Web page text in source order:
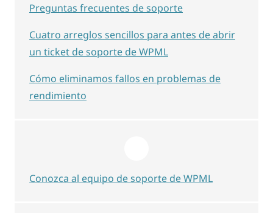
Preguntas frecuentes de soporte
Cuatro arreglos sencillos para antes de abrir
un ticket de soporte de WPML
Cómo eliminamos fallos en problemas de
rendimiento
Conozca al equipo de soporte de WPML